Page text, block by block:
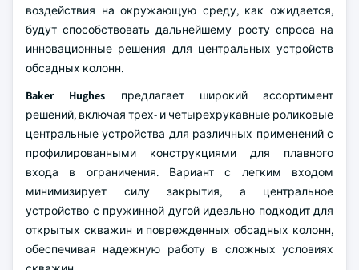
воздействия на окружающую среду, как ожидается,
будут способствовать дальнейшему росту спроса на
инновационные решения для центральных устройств
обсадных колонн.
Baker Hughes предлагает широкий ассортимент
решений, включая трех- и четырехрукавные роликовые
центральные устройства для различных применений с
профилированными конструкциями для плавного
входа в ограничения. Вариант с легким входом
минимизирует силу закрытия, а центральное
устройство с пружинной дугой идеально подходит для
открытых скважин и поврежденных обсадных колонн,
обеспечивая надежную работу в сложных условиях